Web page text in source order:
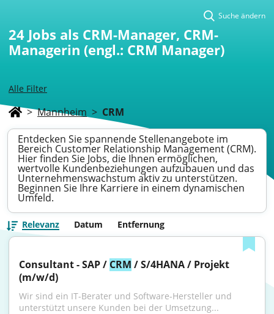
Alle Filter
Suche ändern
24 Jobs als CRM-Manager, CRM-
Managerin (engl.: CRM Manager)
> Mannheim > CRM
Entdecken Sie spannende Stellenangebote im
Bereich Customer Relationship Management (CRM).
Hier finden Sie Jobs, die Ihnen ermöglichen,
wertvolle Kundenbeziehungen aufzubauen und das
Unternehmenswachstum aktiv zu unterstützen.
Beginnen Sie Ihre Karriere in einem dynamischen
Umfeld.
Relevanz Datum Entfernung
Consultant - SAP / CRM / S/4HANA / Projekt
(m/w/d)
Wir sind ein IT-Berater und Software-Hersteller und
unterstützt unsere Kunden bei der Umsetzung...